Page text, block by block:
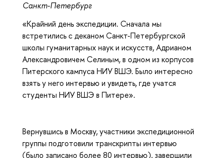
Санкт-Петербург
«Крайний день экспедиции. Сначала мы
встретились с деканом Санкт-Петербургской
школы гуманитарных наук и искусств, Адрианом
Александровичем Селиным, в одном из корпусов
Питерского кампуса НИУ ВШЭ. Было интересно
взять у него интервью и увидеть, где учатся
студенты НИУ ВШЭ в Питере».
Вернувшись в Москву, участники экспедиционной
группы подготовили транскрипты интервью
(было записано более 80 интервью), завершили